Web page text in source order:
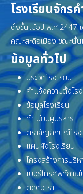
โรงเรียนจักร
ตั้งขึ้นเมื่อปี พ.ศ.2447
คณะสะดือเมือง ขณะนั้
ข้อมูลทั่วไป
ประวัติโรงเรียน
คำแจ้งความตั้งโร
ข้อมูลโรงเรียน
ทำเนียบผู้บริหาร
ตราสัญลักษณ์โรง
แผนผังโรงเรียน
โครงสร้างการบริห
เบอร์โทรศัพท์ภาย
ติดต่อเรา